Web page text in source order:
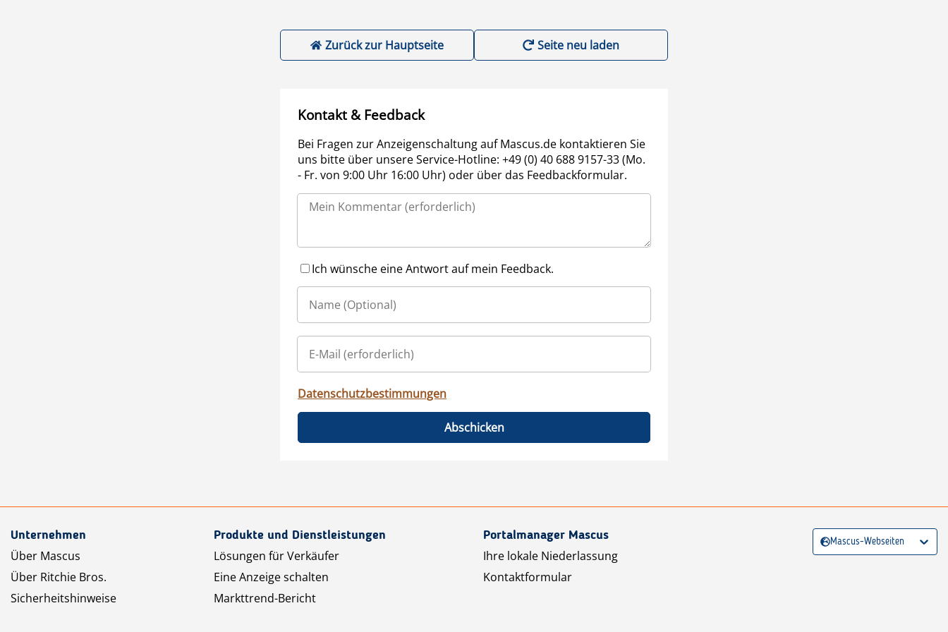
Zurück zur Hauptseite Seite neu laden
Kontakt & Feedback
Bei Fragen zur Anzeigenschaltung auf Mascus.de kontaktieren Sie
uns bitte über unsere Service-Hotline: +49 (0) 40 688 9157-33 (Mo.
- Fr. von 9:00 Uhr 16:00 Uhr) oder über das Feedbackformular.
Ich wünsche eine Antwort auf mein Feedback.
Datenschutzbestimmungen
Abschicken
Unternehmen
Über Mascus
Über Ritchie Bros.
Sicherheitshinweise
Produkte und Dienstleistungen
Lösungen für Verkäufer
Eine Anzeige schalten
Markttrend-Bericht
Portalmanager Mascus
Ihre lokale Niederlassung
Kontaktformular
Mascus-Webseiten